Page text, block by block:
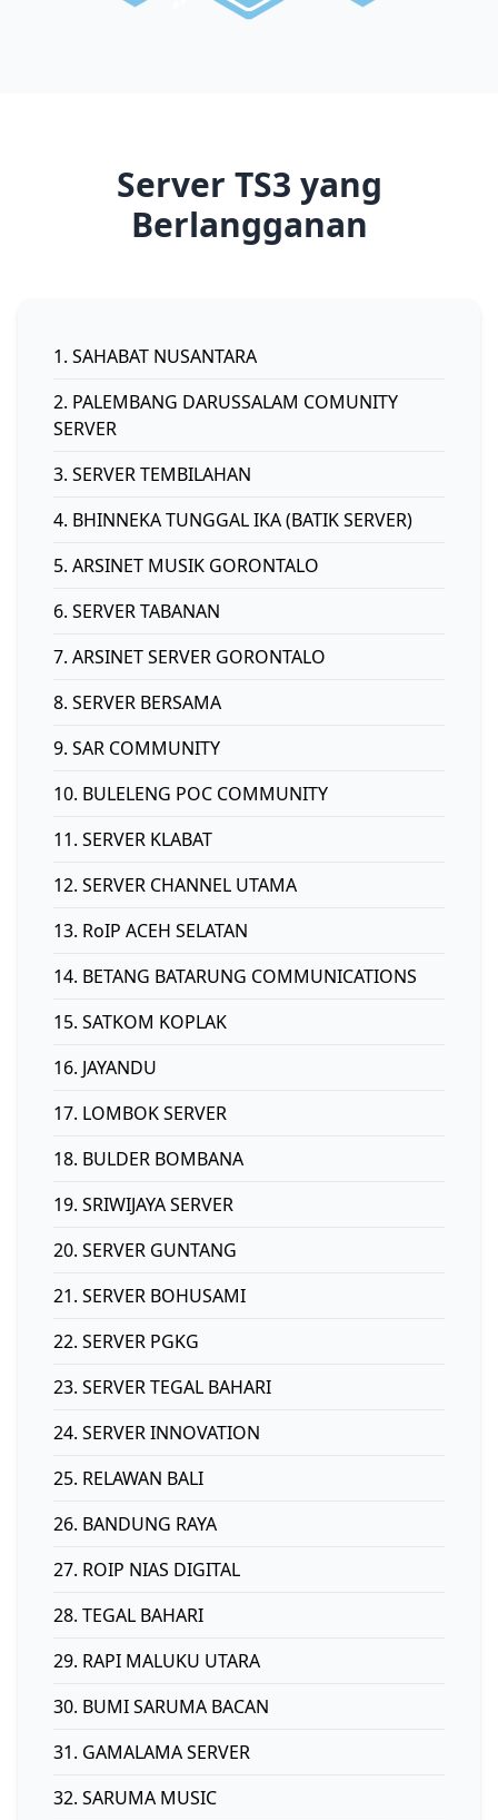
Server TS3 yang
Berlangganan
1. SAHABAT NUSANTARA
2. PALEMBANG DARUSSALAM COMUNITY
SERVER
3. SERVER TEMBILAHAN
4. BHINNEKA TUNGGAL IKA (BATIK SERVER)
5. ARSINET MUSIK GORONTALO
6. SERVER TABANAN
7. ARSINET SERVER GORONTALO
8. SERVER BERSAMA
9. SAR COMMUNITY
10. BULELENG POC COMMUNITY
11. SERVER KLABAT
12. SERVER CHANNEL UTAMA
13. RoIP ACEH SELATAN
14. BETANG BATARUNG COMMUNICATIONS
15. SATKOM KOPLAK
16. JAYANDU
17. LOMBOK SERVER
18. BULDER BOMBANA
19. SRIWIJAYA SERVER
20. SERVER GUNTANG
21. SERVER BOHUSAMI
22. SERVER PGKG
23. SERVER TEGAL BAHARI
24. SERVER INNOVATION
25. RELAWAN BALI
26. BANDUNG RAYA
27. ROIP NIAS DIGITAL
28. TEGAL BAHARI
29. RAPI MALUKU UTARA
30. BUMI SARUMA BACAN
31. GAMALAMA SERVER
32. SARUMA MUSIC